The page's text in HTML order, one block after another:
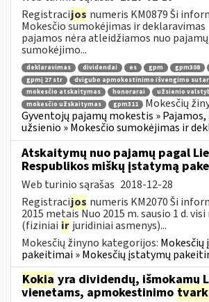
Registracijos numeris KM0879 Ši
Mokesčio sumokėjimas ir
pajamos nėra atleidžiamos nuo
sumokėjimo...
deklaravimas dividendai es gpm gpm308
gpmį 27 str
dvigubo apmokestinimo išvengimo
mokesčio atskaitymas
honorarai užsienio
mokesčio užskaitymas
gpm311
Mokesčių
Gyventojų pajamų mokestis »
užsienio » Mokesčio sumokėjimas ir
Atskaitymų nuo pajamų pagal
Respublikos miškų įstatymą
Web turinio sąrašas 2018-12-28
Registracijos numeris KM2070 Ši
2015 metais Nuo 2015 m. sausio 1 d.
(fiziniai ir juridiniai asmenys)...
Mokesčių žinyno kategorijos:
pakeitimai » Mokesčių įstatymų
Kokia yra dividendų, išmokamų
vienetams, apmokestinimo